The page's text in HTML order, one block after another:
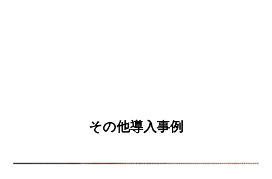
その他導入事例